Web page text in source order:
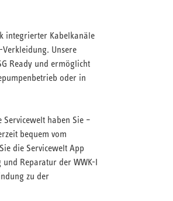
integrierter Kabelkanäle
Unsere
Ready und ermöglicht
oder in
haben Sie –
bequem vom
die Servicewelt App
Reparatur der WWK-I
zu der